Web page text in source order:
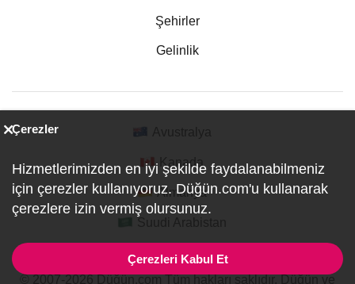
Şehirler
Gelinlik
Kanada
Almanya
Çerezler
Hizmetlerimizden en iyi şekilde faydalanabilmeniz
için çerezler kullanıyoruz. Düğün.com'u kullanarak
çerezlere izin vermiş olursunuz.
Çerezleri Kabul Et